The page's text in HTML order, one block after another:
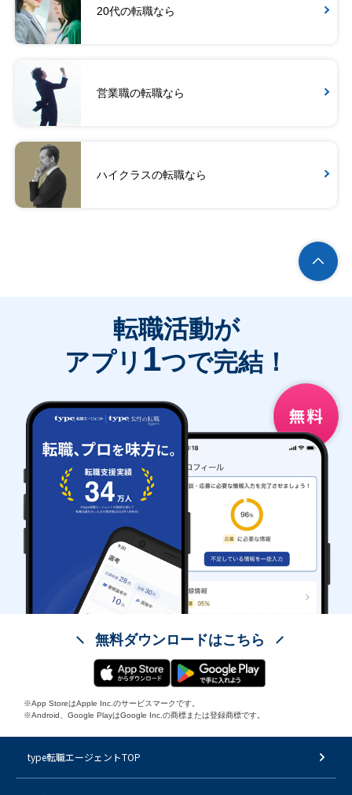
20代の転職なら
営業職の転職なら
ハイクラスの転職なら
転職活動が
アプリ 1つで完結！
無料ダウンロードはこちら
※App StoreはApple Inc.のサービスマークです。
※Android、Google PlayはGoogle Inc.の商標または登録商標です。
type転職エージェントTOP